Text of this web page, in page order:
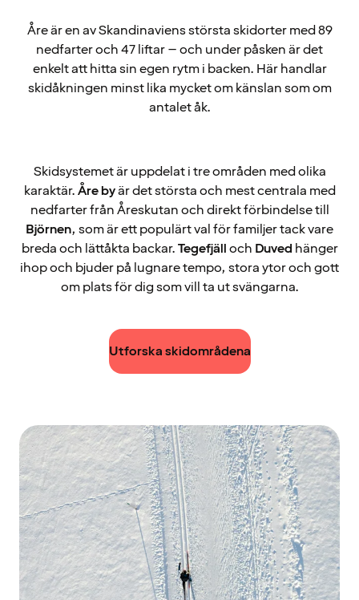
Åre är en av Skandinaviens största skidorter med 89
nedfarter och 47 liftar – och under påsken är det
enkelt att hitta sin egen rytm i backen. Här handlar
skidåkningen minst lika mycket om känslan som om
antalet åk.
Skidsystemet är uppdelat i tre områden med olika
karaktär.Åre byär det största och mest centrala med
nedfarter från Åreskutan och direkt förbindelse till
Björnen, som är ett populärt val för familjer tack vare
breda och lättåkta backar.Tegefjälloch Duved hänger
ihop och bjuder på lugnare tempo, stora ytor och gott
om plats för dig som vill ta ut svängarna.
Utforska skidområdena